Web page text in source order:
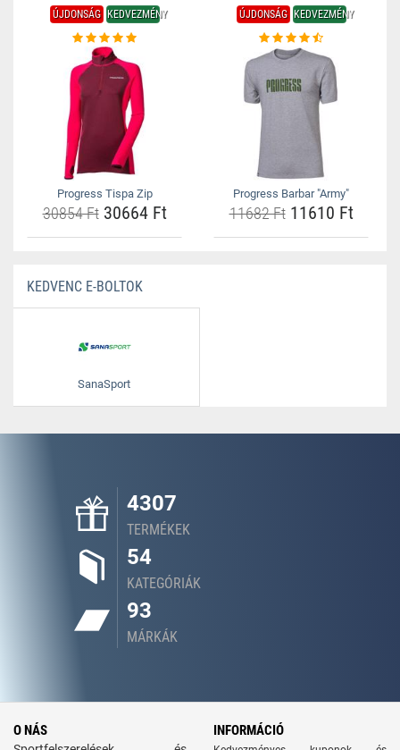
ÚJDONSÁG KEDVEZMÉNY
Progress Tispa Zip
30854 Ft30664 Ft
ÚJDONSÁG KEDVEZMÉNY
Progress Barbar "Army"
11682 Ft11610 Ft
KEDVENC E-BOLTOK
SanaSport
4307
TERMÉKEK
54
KATEGÓRIÁK
93
MÁRKÁK
O NÁS INFORMÁCIÓ